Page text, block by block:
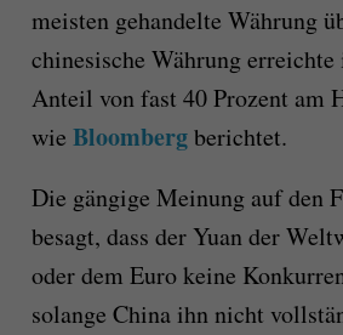
meisten gehandelte Währung
chinesische Währung
Anteil von fast 40 Prozent am
wie Bloombergberichtet.
Die gängige Meinung auf den
besagt, dass der Yuan der
oder dem Euro keine
solange China ihn nicht